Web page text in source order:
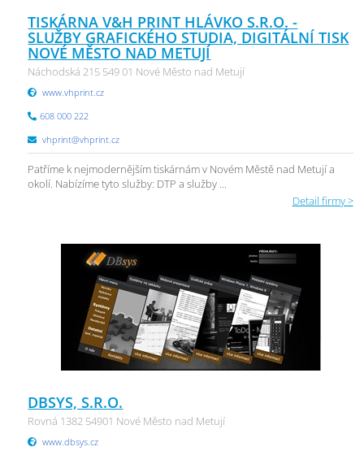
TISKÁRNA V&H PRINT HLÁVKO S.R.O. -
SLUŽBY GRAFICKÉHO STUDIA, DIGITÁLNÍ TISK
NOVÉ MĚSTO NAD METUJÍ
Náchodská 215 549 01 Nové Město nad Metují
www.vhprint.cz
608 000 222
vhprint@vhprint.cz
Patříme k nejmodernějším tiskárnám v Novém Městě nad Metují a
okolí. Nabízíme tyto služby: DTP a služby ...
Detail firmy >
DBSYS, S.R.O.
Rovná 1382 54901 Nové Město nad Metují
www.dbsys.cz